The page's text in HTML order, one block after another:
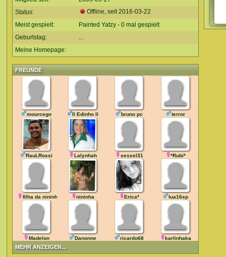
Status:
Offline, seit2016-03-22
Meist gespielt:
Painted Yatzy - 0 mal gespielt
Geburtstag:
...
Meine Homepage:
FREUNDE
MEHR ANZEIGEN...
mourcego ll Edinho ll bruno pc terror
RauLRossi Lalynhah sessel31 *Rubi*
filha da nininha nininha Erica* lua16sp
Madelon Danonne ricardo68 karlinhaka